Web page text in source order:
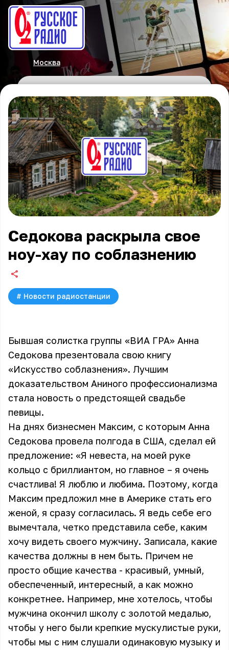
Москва
Седокова раскрыла свое
ноу-хау по соблазнению
# Новости радиостанции
Бывшая солистка группы «ВИА ГРА» Анна
Седокова презентовала свою книгу
«Искусство соблазнения». Лучшим
доказательством Аниного профессионализма
стала новость о предстоящей свадьбе
певицы.
На днях бизнесмен Максим, с которым Анна
Седокова провела полгода в США, сделал ей
предложение: «Я невеста, на моей руке
кольцо с бриллиантом, но главное – я очень
счастлива! Я люблю и любима. Поэтому, когда
Максим предложил мне в Америке стать его
женой, я сразу согласилась. Я ведь себе его
вымечтала, четко представила себе, каким
хочу видеть своего мужчину. Записала, какие
качества должны в нем быть. Причем не
просто общие качества - красивый, умный,
обеспеченный, интересный, а как можно
конкретнее. Например, мне хотелось, чтобы
мужчина окончил школу с золотой медалью,
чтобы у него были крепкие мускулистые руки,
чтобы мы с ним слушали одинаковую музыку и